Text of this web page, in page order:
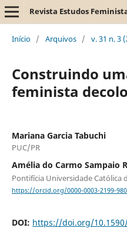
Revista Estudos
Início / Arquivos / v. 31 n. 3
Construindo
feminista
Mariana Garcia Tabuchi
PUC/PR
Amélia do Carmo Sampaio
Pontifícia Universidade Católica
https://orcid.org/0000-0003-2199-
DOI: https://doi.org/